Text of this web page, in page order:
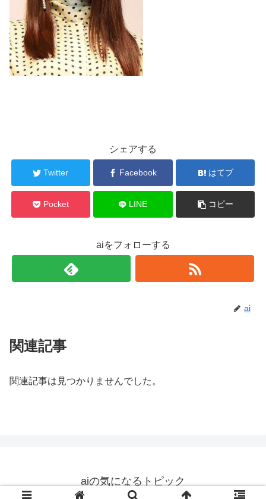
シェアする
Twitter Facebook はてブ
Pocket LINE コピー
aiをフォローする
ai
関連記事
関連記事は見つかりませんでした。
aiの気になるトピック